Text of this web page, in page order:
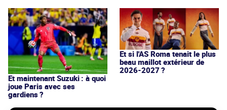
Et maintenant Suzuki : à quoi
joue Paris avec ses
gardiens ?
Et si l'AS Roma tenait le plus
beau maillot extérieur de
2026-2027 ?